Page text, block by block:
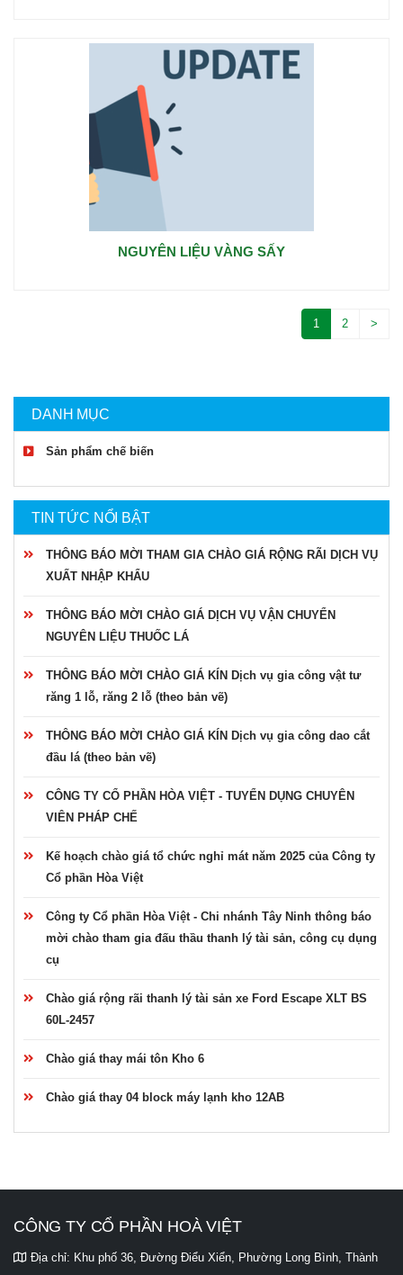
DANH MỤC
Sản phẩm chế biến
TIN TỨC NỔI BẬT
THÔNG BÁO MỜI THAM GIA CHÀO GIÁ RỘNG RÃI DỊCH VỤ
XUẤT NHẬP KHẨU
THÔNG BÁO MỜI CHÀO GIÁ DỊCH VỤ VẬN CHUYỂN
NGUYÊN LIỆU THUỐC LÁ
THÔNG BÁO MỜI CHÀO GIÁ KÍN Dịch vụ gia công vật tư
răng 1 lỗ, răng 2 lỗ (theo bản vẽ)
THÔNG BÁO MỜI CHÀO GIÁ KÍN Dịch vụ gia công dao cắt
đầu lá (theo bản vẽ)
CÔNG TY CỔ PHẦN HÒA VIỆT - TUYỂN DỤNG CHUYÊN
VIÊN PHÁP CHẾ
Kế hoạch chào giá tổ chức nghỉ mát năm 2025 của Công ty
Cổ phần Hòa Việt
Công ty Cổ phần Hòa Việt - Chi nhánh Tây Ninh thông báo
mời chào tham gia đấu thầu thanh lý tài sản, công cụ dụng
cụ
Chào giá rộng rãi thanh lý tài sản xe Ford Escape XLT BS
60L-2457
Chào giá thay mái tôn Kho 6
Chào giá thay 04 block máy lạnh kho 12AB
NGUYÊN LIỆU VÀNG SẤY
1 2 >
CÔNG TY CỔ PHẦN HOÀ VIỆT
Địa chỉ: Khu phố 36, Đường Điểu Xiển, Phường Long Bình, Thành